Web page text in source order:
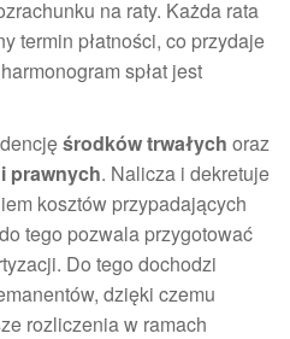
na raty. Każda rata
termin płatności, co przydaje
spłat jest
środków trwałych oraz
prawnych. Nalicza i dekretuje
kosztów przypadających
tego pozwala przygotować
Do tego dochodzi
dzięki czemu
rozliczenia w ramach